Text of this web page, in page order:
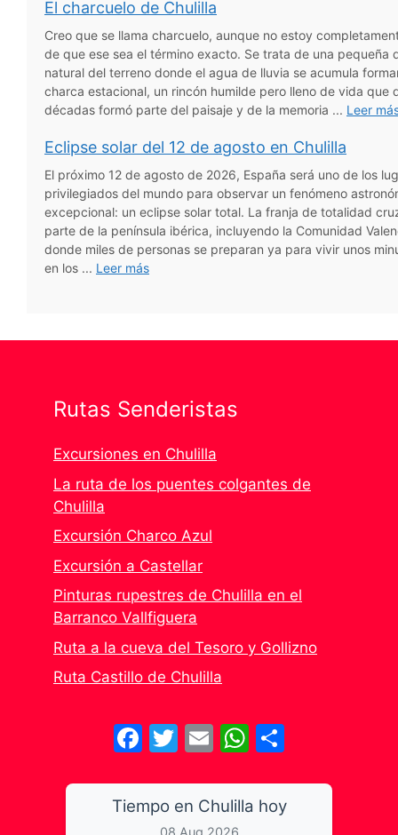
El charcuelo de Chulilla
Creo que se llama charcuelo, aunque no estoy
de que ese sea el término exacto. Se trata de una pequeña
natural del terreno donde el agua de lluvia se acumula
charca estacional, un rincón humilde pero lleno de vida que
décadas formó parte del paisaje y de la memoria ... Leer
Eclipse solar del 12 de agosto en Chulilla
El próximo 12 de agosto de 2026, España será uno de los
privilegiados del mundo para observar un fenómeno
excepcional: un eclipse solar total. La franja de totalidad
parte de la península ibérica, incluyendo la Comunidad
donde miles de personas se preparan ya para vivir unos
en los ... Leer más
Rutas Senderistas
Excursiones en Chulilla
La ruta de los puentes colgantes de
Chulilla
Excursión Charco Azul
Excursión a Castellar
Pinturas rupestres de Chulilla en el
Barranco Vallfiguera
Ruta a la cueva del Tesoro y Gollizno
Ruta Castillo de Chulilla
Facebook
Twitter
EmailWhatsApp
Tiempo en Chulilla hoy
08 Aug 2026